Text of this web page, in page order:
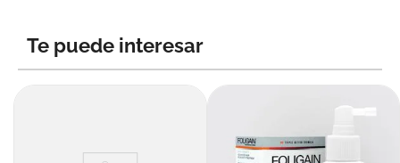
Te puede interesar